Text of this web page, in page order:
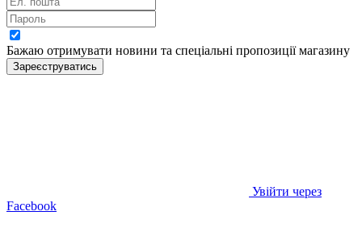
Бажаю отримувати новини та спеціальні пропозиціїмагазину
Зареєструватись
Увійти через
Facebook